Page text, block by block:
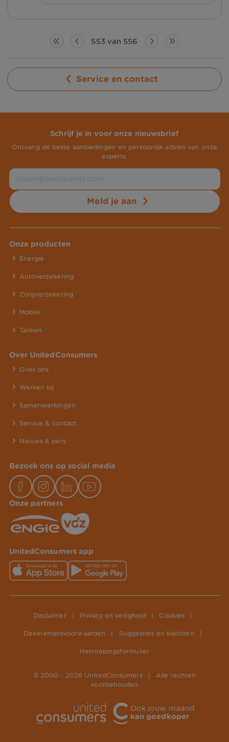
Hartelijk dank voor het delen van uw
met de betreffende collega.
553 van 556
Service en contact
Schrijf je in voor onze nieuwsbrief
Ontvang de beste aanbiedingen en persoonlijk advies van onze
experts.
Meld je aan
Onze producten
Energie
Autoverzekering
Zorgverzekering
Mobiel
Tanken
Over UnitedConsumers
Over ons
Werken bij
Samenwerkingen
Service & contact
Nieuws & pers
Bezoek ons op social media
Onze partners
UnitedConsumers app
Disclaimer Privacy en veiligheid Cookies
Deelnemersvoorwaarden Suggesties en klachten
Herroepingsformulier
© 2000 - 2026 UnitedConsumers
Alle rechten
voorbehouden
Ook jouw maand
kan goedkoper